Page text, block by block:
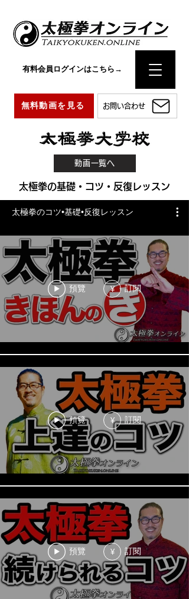
お問い合わせ
無料動画を見る
有料会員ログインはこちら→
動画一覧へ
太極拳の基礎・コツ・反復レッスン
太極拳のコツ•基礎•反復レッスン
預覽 ¥ 訂閱
預覽 ¥ 訂閱
預覽 ¥ 訂閱